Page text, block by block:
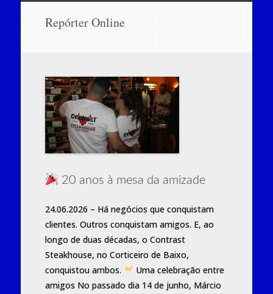
Repórter Online
20 anos à mesa da amizade
24.06.2026 – Há negócios que conquistam
clientes. Outros conquistam amigos. E, ao
longo de duas décadas, o Contrast
Steakhouse, no Corticeiro de Baixo,
conquistou ambos.
Uma celebração entre
amigos No passado dia 14 de junho, Márcio